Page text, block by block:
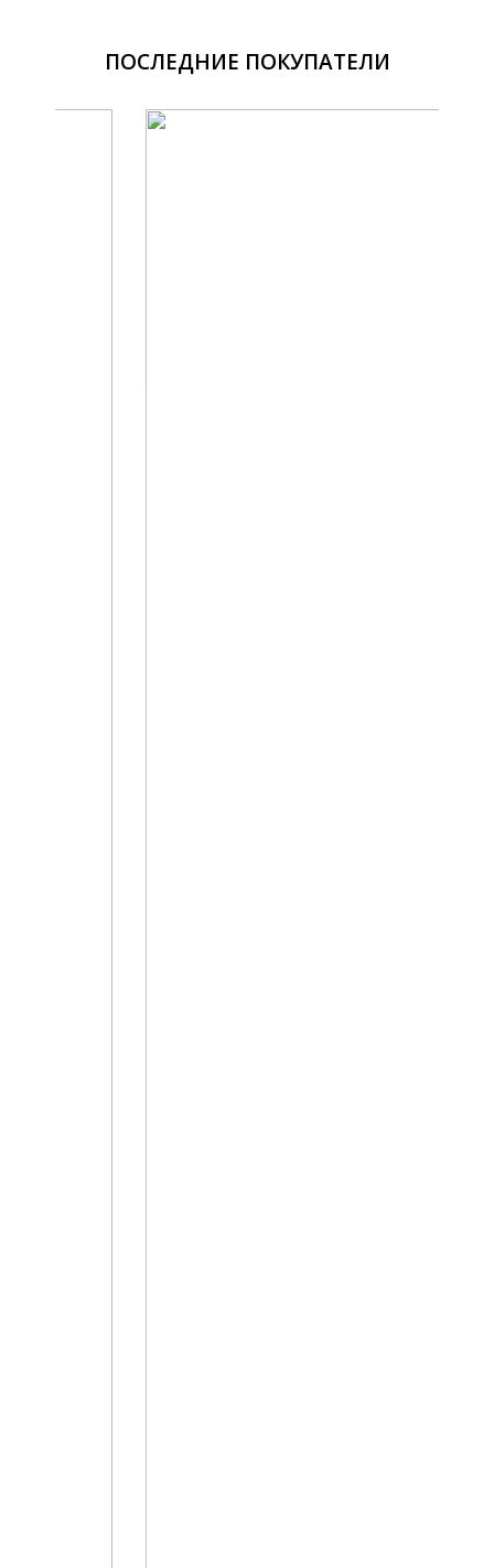
ПОСЛЕДНИЕ ПОКУПАТЕЛИ